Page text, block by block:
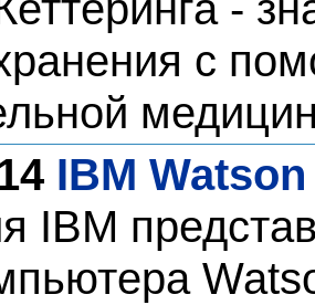
с
IBM
IBM